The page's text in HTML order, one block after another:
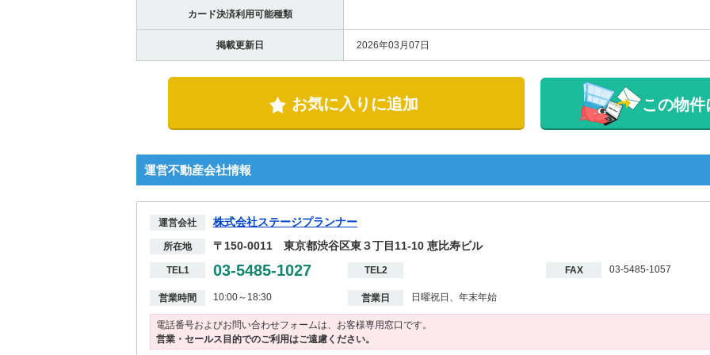
カード決済利用可能種類
掲載更新日 2026年03月07日
お気に入りに追加 この物
運営不動産会社情報
運営会社 株式会社ステージプランナー
所在地 〒150-0011 東京都渋谷区東３丁目11-10 恵比寿ビル
TEL1 03-5485-1027 TEL2 FAX 03-5485-1057
営業時間 10:00～18:30 営業日 日曜祝日、年末年始
電話番号およびお問い合わせフォームは、お客様専用窓口です。
営業・セールス目的でのご利用はご遠慮ください。